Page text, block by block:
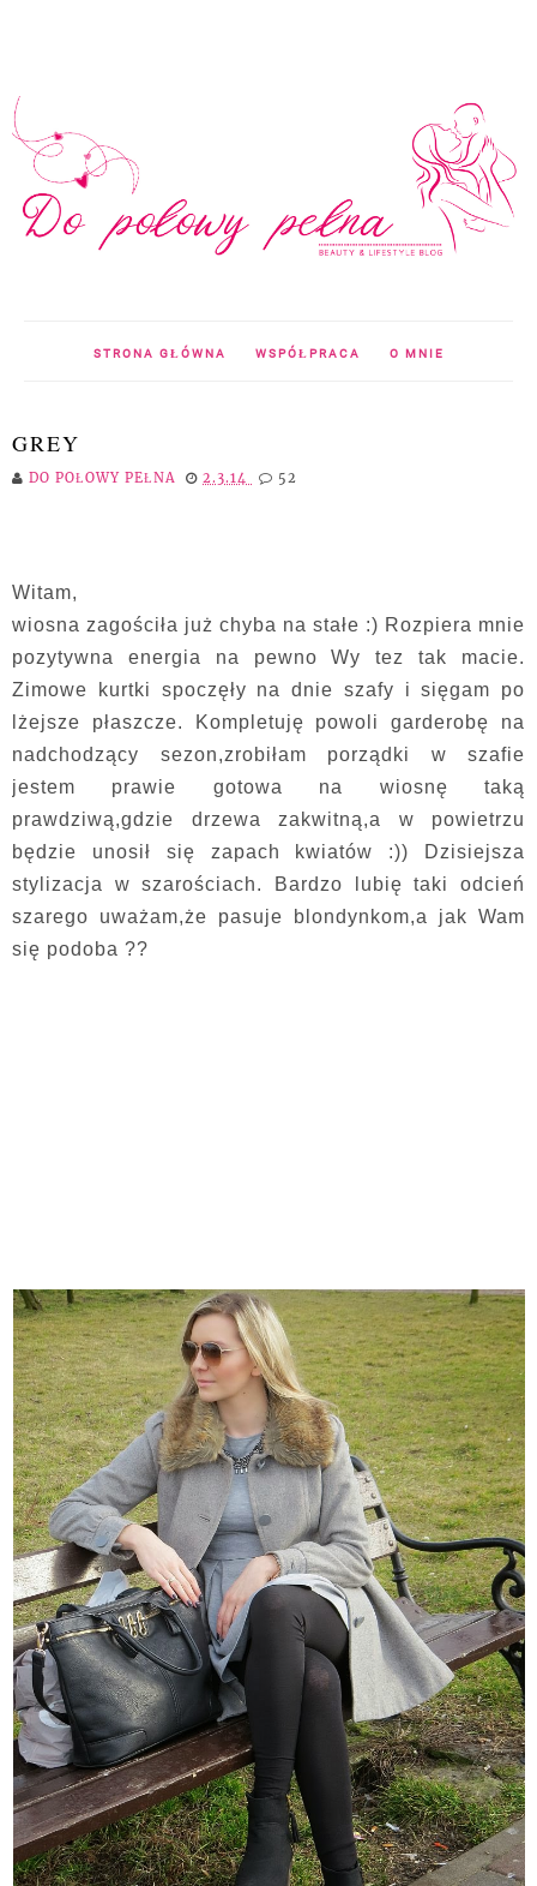
STRONA GŁÓWNA WSPÓŁPRACA O MNIE
GREY
DO POŁOWY PEŁNA 2.3.14 52
Witam,
wiosna zagościła już chyba na stałe :) Rozpiera mnie
pozytywna energia na pewno Wy tez tak macie.
Zimowe kurtki spoczęły na dnie szafy i sięgam po
lżejsze płaszcze. Kompletuję powoli garderobę na
nadchodzący sezon,zrobiłam porządki w szafie
jestem prawie gotowa na wiosnę taką
prawdziwą,gdzie drzewa zakwitną,a w powietrzu
będzie unosił się zapach kwiatów :)) Dzisiejsza
stylizacja w szarościach. Bardzo lubię taki odcień
szarego uważam,że pasuje blondynkom,a jak Wam
się podoba ??